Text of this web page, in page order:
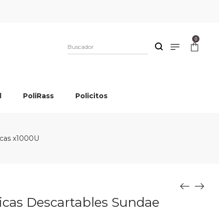
0
PoliRass Policitos
x1000U
Descartables Sundae